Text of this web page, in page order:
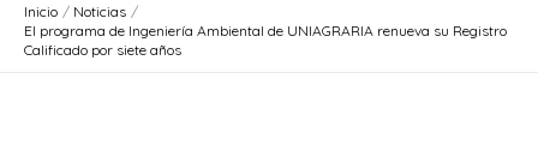
Inicio
Noticias
El programa de Ingeniería Ambiental de UNIAGRARIA renueva su Registro
Calificado por siete años